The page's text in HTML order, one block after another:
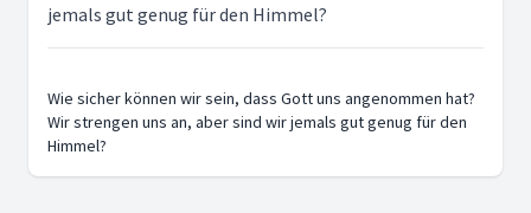
jemals gut genug für den Himmel?
Wie sicher können wir sein, dass Gott uns angenommen hat?
Wir strengen uns an, aber sind wir jemals gut genug für den
Himmel?